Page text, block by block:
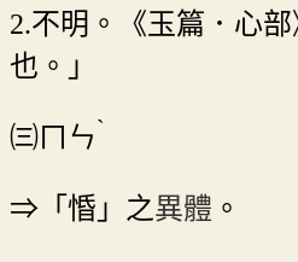
2.不明。《玉篇．心
也。」
㈢ㄇㄣˋ
⇒「惛」之異體 。